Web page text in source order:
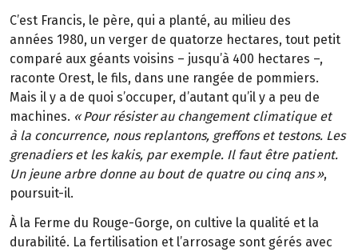
C’est Francis, le père, qui a planté, au milieu des
années 1980, un verger de quatorze hectares, tout petit
comparé aux géants voisins – jusqu’à 400 hectares –,
raconte Orest, le fils, dans une rangée de pommiers.
Mais il y a de quoi s’occuper, d’autant qu’il y a peu de
machines. « Pour résister au changement climatique et
à la concurrence, nous replantons, greffons et testons. Les
grenadiers et les kakis, par exemple. Il faut être patient.
Un jeune arbre donne au bout de quatre ou cinq ans »,
poursuit-il.
À la Ferme du Rouge-Gorge, on cultive la qualité et la
durabilité. La fertilisation et l’arrosage sont gérés avec